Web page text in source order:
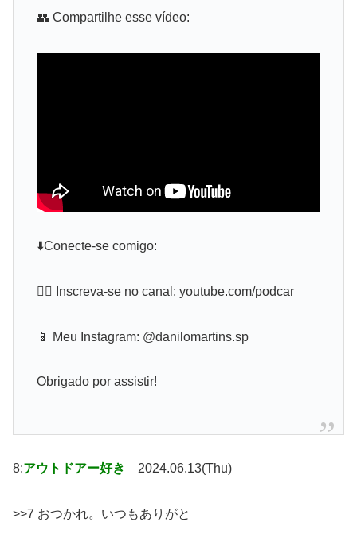
👥 Compartilhe esse vídeo:
⬇️Conecte-se comigo:
👉🏻 Inscreva-se no canal: youtube.com/podcar
📱 Meu Instagram: @danilomartins.sp
Obrigado por assistir!
8:アウトドアー好き 2024.06.13(Thu)
>>7 おつかれ。いつもありがと